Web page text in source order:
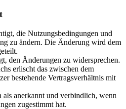
die Nutzungsbedingungen und
zu ändern. Die Änderung wird dem
den Änderungen zu widersprechen.
erlischt das zwischen dem
bestehende Vertragsverhältnis mit
anerkannt und verbindlich, wenn
zugestimmt hat.